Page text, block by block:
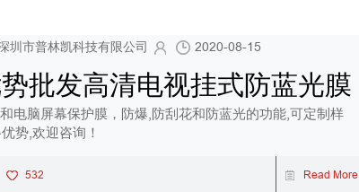
圳市普林凯科技有限公司 2020-08-15
批发高清电视挂式防蓝光膜
电脑屏幕保护膜，防爆,防刮花和防蓝光的功能,可定制样
势,欢迎咨询！
532 Read More